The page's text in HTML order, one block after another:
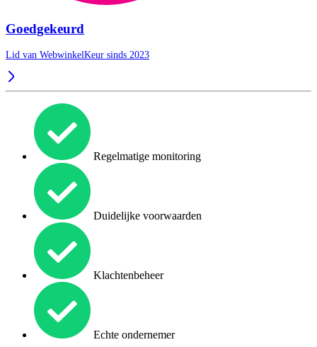
Goedgekeurd
Lid van WebwinkelKeur sinds 2023
Regelmatige monitoring
Duidelijke voorwaarden
Klachtenbeheer
Echte ondernemer